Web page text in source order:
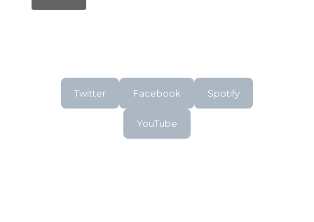
Twitter Facebook Spotify
YouTube